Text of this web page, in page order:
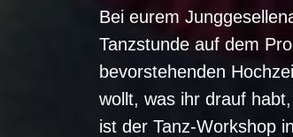
Bei eurem
Tanzstunde auf dem
bevorstehenden
wollt, was ihr drauf
ist der Tanz-Workshop